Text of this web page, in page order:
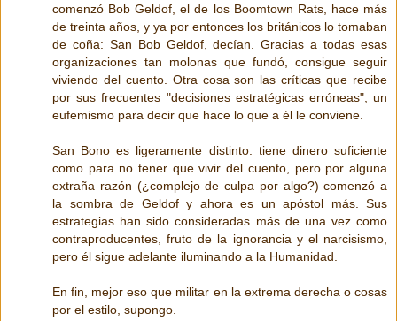
comenzó Bob Geldof, el de los Boomtown Rats, hace más
de treinta años, y ya por entonces los británicos lo tomaban
de coña: San Bob Geldof, decían. Gracias a todas esas
organizaciones tan molonas que fundó, consigue seguir
viviendo del cuento. Otra cosa son las críticas que recibe
por sus frecuentes "decisiones estratégicas erróneas", un
eufemismo para decir que hace lo que a él le conviene.
San Bono es ligeramente distinto: tiene dinero suficiente
como para no tener que vivir del cuento, pero por alguna
extraña razón (¿complejo de culpa por algo?) comenzó a
la sombra de Geldof y ahora es un apóstol más. Sus
estrategias han sido consideradas más de una vez como
contraproducentes, fruto de la ignorancia y el narcisismo,
pero él sigue adelante iluminando a la Humanidad.
En fin, mejor eso que militar en la extrema derecha o cosas
por el estilo, supongo.